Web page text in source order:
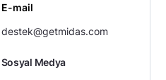
E-mail
destek@getmidas.com
Sosyal Medya